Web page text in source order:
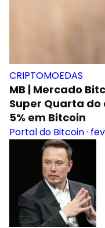
CRIPTOMOEDAS
MB | Mercado
Super Quarta
5% em Bitcoin
Portal do Bitcoin·